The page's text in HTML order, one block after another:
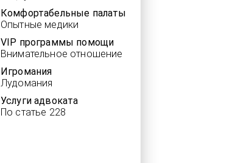
Комфортабельные палаты
Опытные медики
VIP программы помощи
Внимательное отношение
Игромания
Лудомания
Услуги адвоката
По статье 228